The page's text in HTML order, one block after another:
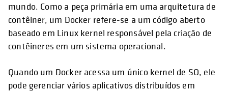
mundo. Como a peça primária em uma arquitetura de
contêiner, um Docker refere-se a um código aberto
baseado em Linux kernel responsável pela criação de
contêineres em um sistema operacional.
Quando um Docker acessa um único kernel de SO, ele
pode gerenciar vários aplicativos distribuídos em